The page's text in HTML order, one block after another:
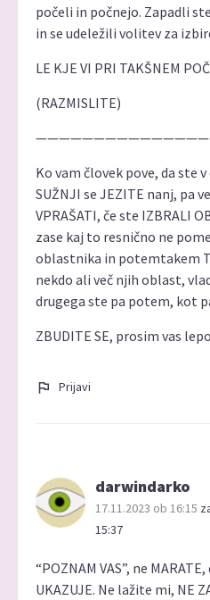
počeli in počnejo. Zapadli
in se udeležili volitev za
LE KJE VI PRI TAKŠNEM
(RAZMISLITE)
Ko vam človek pove, da ste
SUŽNJI se JEZITE nanj, pa
VPRAŠATI, če ste IZBRALI
zase kaj to resnično ne
oblastnika in potemtakem
nekdo ali več njih oblast,
drugega ste pa potem, kot
ZBUDITE SE, prosim vas lepo
Prijavi
darwindarko
17.11.2023 ob 16:15
15:37
“POZNAM VAS”, ne
UKAZUJE. Ne lažite mi, NE